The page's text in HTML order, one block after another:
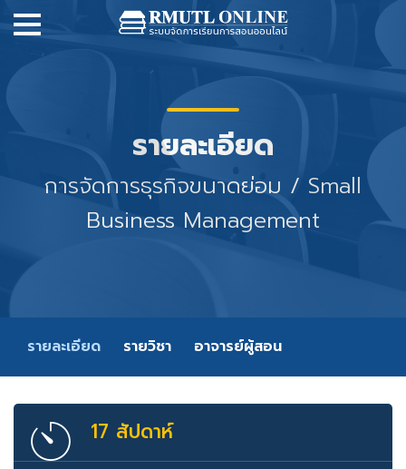
รายละเอียด
การจัดการธุรกิจขนาดย่อม / Small
Business Management
รายละเอียด รายวิชา อาจารย์ผู้สอน
17 สัปดาห์